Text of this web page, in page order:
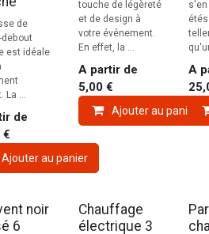
de
est idéale
La ...
de
€
Ajouter au panier
touche de légèreté
et de design à
votre événement.
En effet, la ...
A partir de
5,00€
Ajouter au panier
s'en
A
noir
6
Chauffage
électrique 3